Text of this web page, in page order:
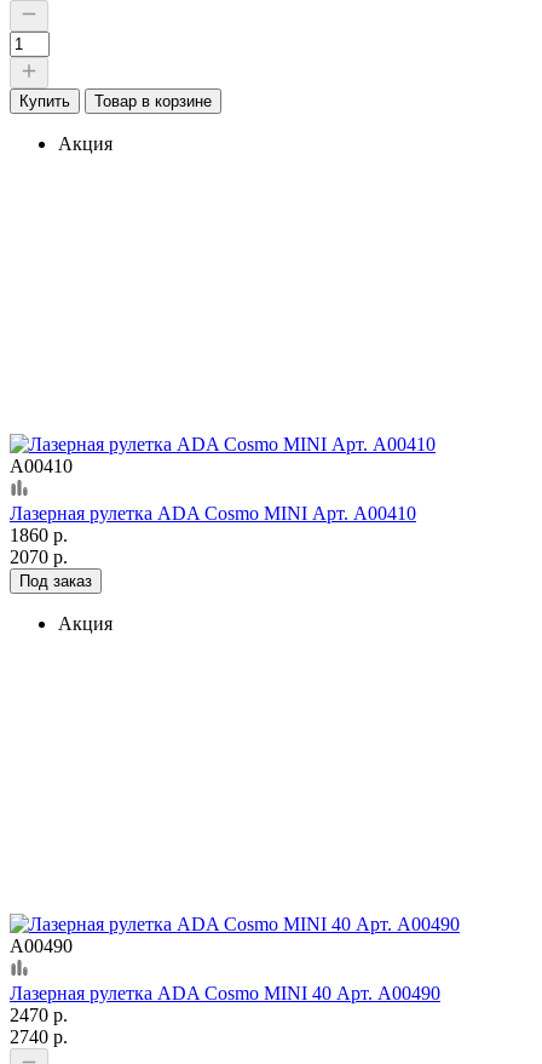
Купить Товар в корзине
Акция
А00410
Лазерная рулетка ADA Cosmo MINI Арт. А00410
1860 р.
2070 р.
Под заказ
Акция
А00490
Лазерная рулетка ADA Cosmo MINI 40 Арт. А00490
2470 р.
2740 р.